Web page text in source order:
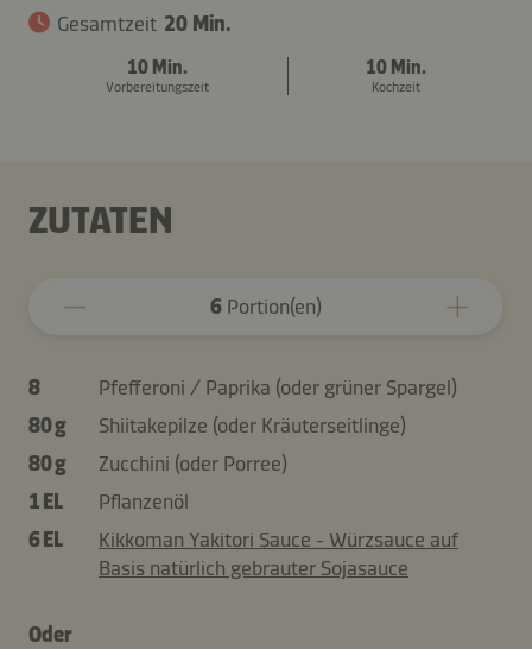
Gesamtzeit 20 Min.
10 Min.
Vorbereitungszeit
10 Min.
Kochzeit
ZUTATEN
6 Portion(en)
8
Pfefferoni / Paprika (oder grüner Spargel)
80 g
Shiitakepilze (oder Kräuterseitlinge)
80 g
Zucchini (oder Porree)
1 EL
Pflanzenöl
6 EL
Kikkoman Yakitori Sauce - Würzsauce auf
Basis natürlich gebrauter Sojasauce
Oder